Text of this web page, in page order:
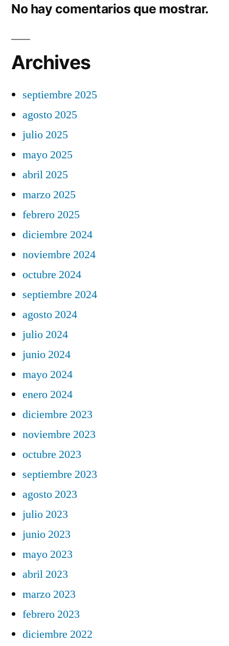
No hay comentarios que mostrar.
Archives
septiembre 2025
agosto 2025
julio 2025
mayo 2025
abril 2025
marzo 2025
febrero 2025
diciembre 2024
noviembre 2024
octubre 2024
septiembre 2024
agosto 2024
julio 2024
junio 2024
mayo 2024
enero 2024
diciembre 2023
noviembre 2023
octubre 2023
septiembre 2023
agosto 2023
julio 2023
junio 2023
mayo 2023
abril 2023
marzo 2023
febrero 2023
diciembre 2022